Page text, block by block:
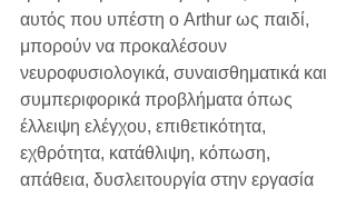
αυτός που υπέστη ο Arthur ως παιδί,
μπορούν να προκαλέσουν
νευροφυσιολογικά, συναισθηματικά και
συμπεριφορικά προβλήματα όπως
έλλειψη ελέγχου, επιθετικότητα,
εχθρότητα, κατάθλιψη, κόπωση,
απάθεια, δυσλειτουργία στην εργασία